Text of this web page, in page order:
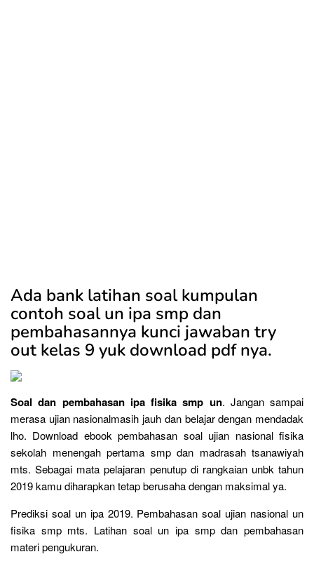
Ada bank latihan soal kumpulan
contoh soal un ipa smp dan
pembahasannya kunci jawaban try
out kelas 9 yuk download pdf nya.
Soal dan pembahasan ipa fisika smp un. Jangan sampai
merasa ujian nasionalmasih jauh dan belajar dengan mendadak
lho. Download ebook pembahasan soal ujian nasional fisika
sekolah menengah pertama smp dan madrasah tsanawiyah
mts. Sebagai mata pelajaran penutup di rangkaian unbk tahun
2019 kamu diharapkan tetap berusaha dengan maksimal ya.
Prediksi soal un ipa 2019. Pembahasan soal ujian nasional un
fisika smp mts. Latihan soal un ipa smp dan pembahasan
materi pengukuran.